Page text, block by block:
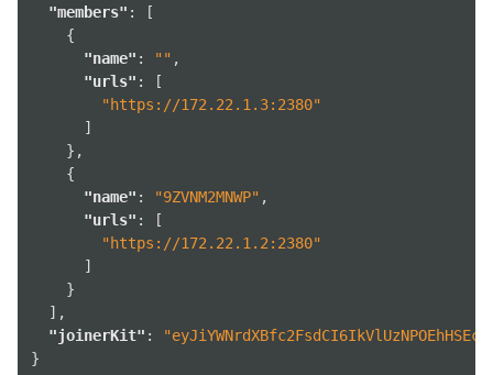
"members" :
[
{
"name" : "" ,
"urls" :
[
"https://172.22.1.3:2380"
]
},
{
"name" : "9ZVNM2MNWP" ,
"urls" :
[
"https://172.22.1.2:2380"
]
}
],
"joinerKit" :
}